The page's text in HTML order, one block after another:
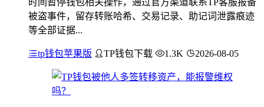
被盗事件，留存转账哈希、交易记录、助记词泄露痕迹
等全部证据...
tp钱包苹果版 TP钱包下载 1.3K 2026-08-05